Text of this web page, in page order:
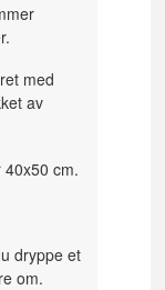
med
av
cm.
dryppe et
om.